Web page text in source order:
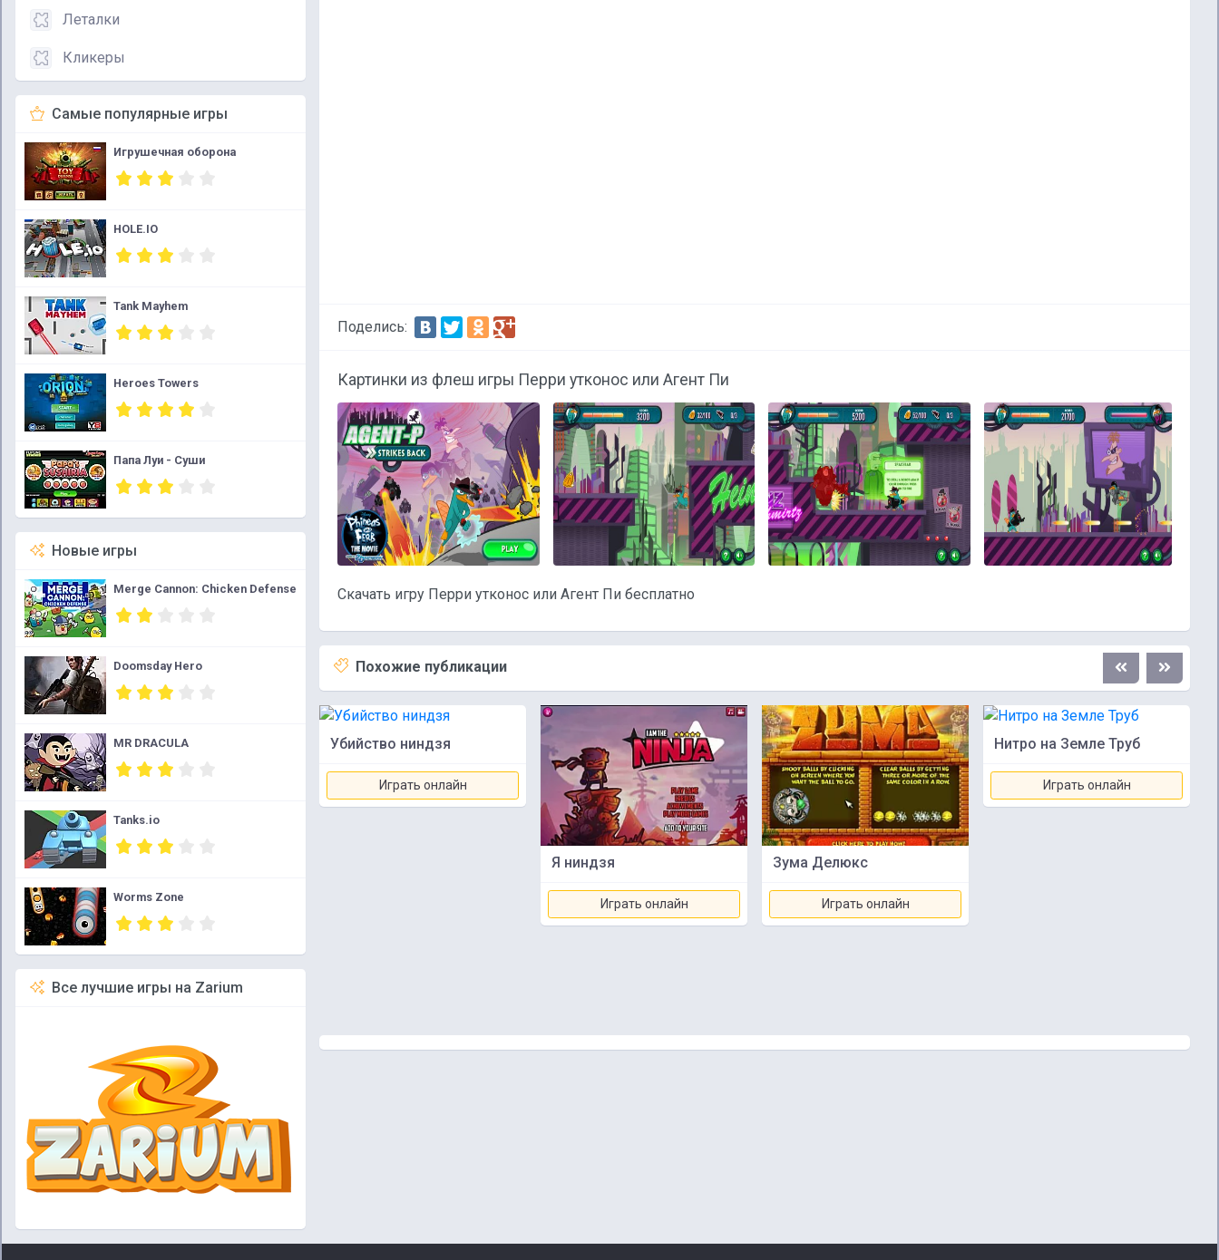
Леталки
Кликеры
Самые популярные игры
Игрушечная оборона
HOLE.IO
Tank Mayhem
Heroes Towers
Папа Луи - Суши
Новые игры
Merge Cannon: Chicken Defense
Doomsday Hero
MR DRACULA
Tanks.io
Worms Zone
Все лучшие игры на Zarium
Поделись:
Картинки из флеш игры Перри утконос или Агент Пи
Скачать игру Перри утконос или Агент Пи бесплатно
Похожие публикации
Убийство ниндзя
Играть онлайн
Я ниндзя
Играть онлайн
Зума Делюкс
Играть онлайн
Нитро на Земле Труб
Играть онлайн